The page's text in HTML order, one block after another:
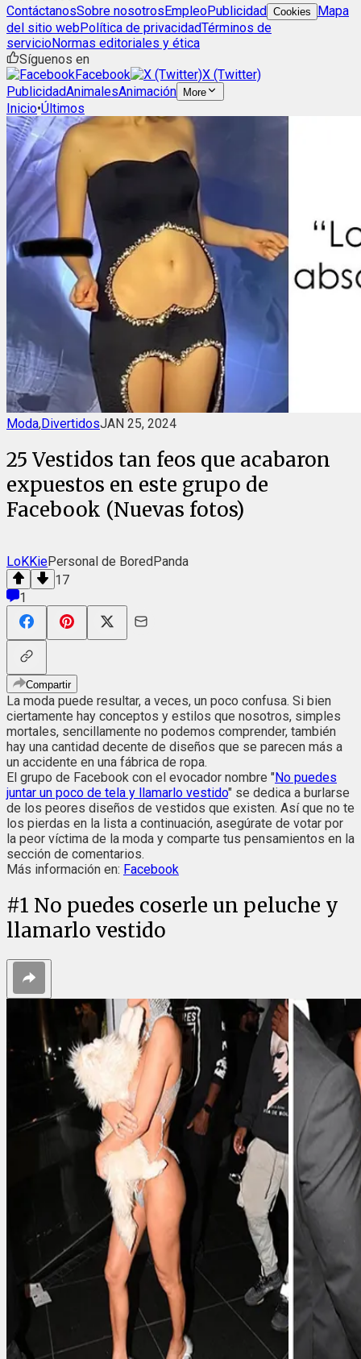
ContáctanosSobre nosotrosEmpleoPublicidad Cookies
Mapa
del sitio webPolítica de privacidadTérminos de
servicioNormas editoriales y ética
Síguenos en
Facebook
X (Twitter)
PublicidadAnimalesAnimación More
Inicio•Últimos
Moda,DivertidosJAN 25, 2024
25 Vestidos tan feos que acabaron
expuestos en este grupo de
Facebook (Nuevas fotos)
LoKKiePersonal de BoredPanda
17
1
Compartir
La moda puede resultar, a veces, un poco confusa. Si bien
ciertamente hay conceptos y estilos que nosotros, simples
mortales, sencillamente no podemos comprender, también
hay una cantidad decente de diseños que se parecen más a
un accidente en una fábrica de ropa.
El grupo de Facebook con el evocador nombre "No puedes
juntar un poco de tela y llamarlo vestido" se dedica a burlarse
de los peores diseños de vestidos que existen. Así que no te
los pierdas en la lista a continuación, asegúrate de votar por
la peor víctima de la moda y comparte tus pensamientos en la
sección de comentarios.
Más información en: Facebook
#1 No puedes coserle un peluche y
llamarlo vestido